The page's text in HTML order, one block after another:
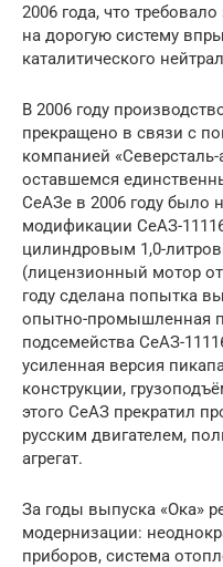
2006 года, что
на дорогую систему
каталитического
В 2006 году
прекращено в связи с
компанией
оставшемся
СеАЗе в 2006 году было
модификации СеАЗ-
цилиндровым 1,0-
(лицензионный мотор от
году сделана попытка
опытно-промышленная
подсемейства СеАЗ-
усиленная версия
конструкции,
этого СеАЗ прекратил
русским двигателем,
агрегат.
За годы выпуска «Ока»
модернизации:
приборов, система